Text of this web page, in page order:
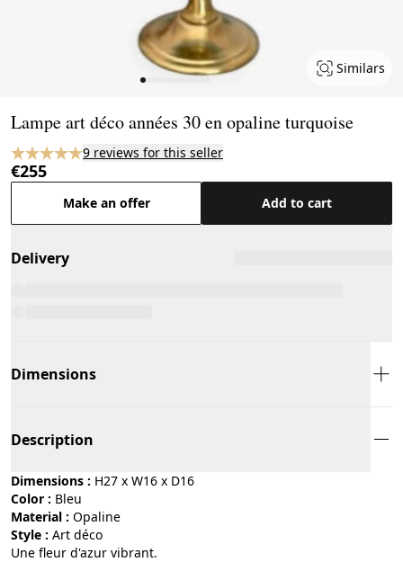
Similars
Lampe art déco années 30 en opaline turquoise
9 reviews for this seller
€255
Make an offer Add to cart
Delivery
Dimensions
Description
Dimensions : H27 x W16 x D16
Color :
bleu
Material :
opaline
Style :
art déco
Une fleur d'azur vibrant.